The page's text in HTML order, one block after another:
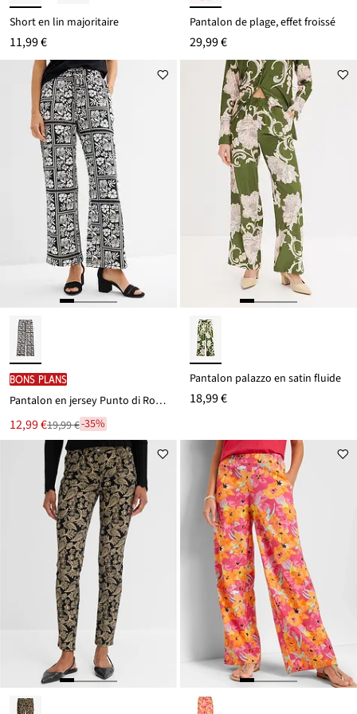
Short en lin majoritaire
11,99 €
Pantalon de plage, effet froissé
29,99 €
BONS PLANS
Pantalon en jersey Punto di Roma
Le
nouveau
12,99 €
Remise
19,99 €
19,99 €-35%
Pantalon palazzo en satin fluide
18,99 €